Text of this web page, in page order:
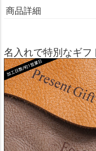
商品詳細
名入れで特別なギフ